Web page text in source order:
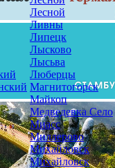
Лесной
Ливны
Липецк
Лысково
Лысьва
Люберцы
Магнитогорск
Майкоп
Медведевка Село
Миасс
Миллерово
Михайловск
Михайловск